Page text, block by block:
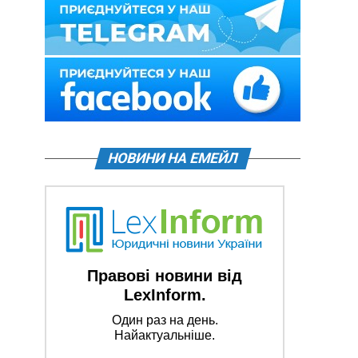
НОВИНИ НА ЕМЕЙЛ
Правові новини від
LexInform.
Один раз на день.
Найактуальніше.